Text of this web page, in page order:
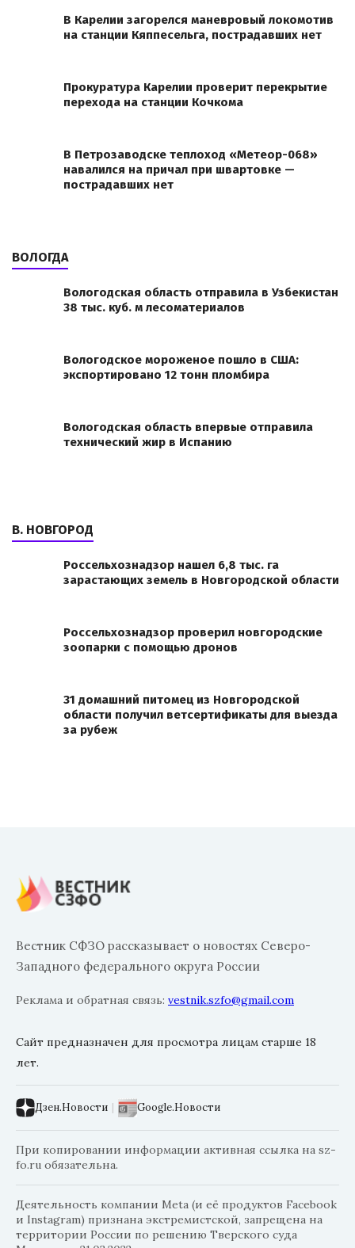
В Карелии загорелся маневровый локомотив
на станции Кяппесельга, пострадавших нет
Прокуратура Карелии проверит перекрытие
перехода на станции Кочкома
В Петрозаводске теплоход «Метеор-068»
навалился на причал при швартовке —
пострадавших нет
ВОЛОГДА
Вологодская область отправила в Узбекистан
38 тыс. куб. м лесоматериалов
Вологодское мороженое пошло в США:
экспортировано 12 тонн пломбира
Вологодская область впервые отправила
технический жир в Испанию
В. НОВГОРОД
Россельхознадзор нашел 6,8 тыс. га
зарастающих земель в Новгородской области
Россельхознадзор проверил новгородские
зоопарки с помощью дронов
31 домашний питомец из Новгородской
области получил ветсертификаты для выезда
за рубеж
Вестник СФЗО рассказывает о новостях Северо-
Западного федерального округа России
Реклама и обратная связь: vestnik.szfo@gmail.com
Сайт предназначен для просмотра лицам старше 18
лет.
Дзен.Новости | Google.Новости
При копировании информации активная ссылка на sz-
fo.ru обязательна.
Деятельность компании Meta (и её продуктов Facebook
и Instagram) признана экстремистской, запрещена на
территории России по решению Тверского суда